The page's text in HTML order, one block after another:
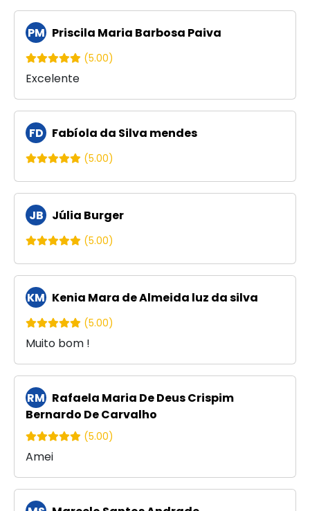
PM Priscila Maria Barbosa Paiva
(5.00)
Excelente
FD Fabíola da Silva mendes
(5.00)
JB Júlia Burger
(5.00)
KM Kenia Mara de Almeida luz da silva
(5.00)
Muito bom !
RM Rafaela Maria De Deus Crispim
Bernardo De Carvalho
(5.00)
Amei